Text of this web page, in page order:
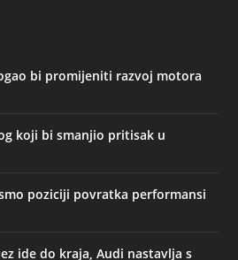
bi promijeniti razvoj motora
koji bi smanjio pritisak u
poziciji povratka performansi
ide do kraja, Audi nastavlja s